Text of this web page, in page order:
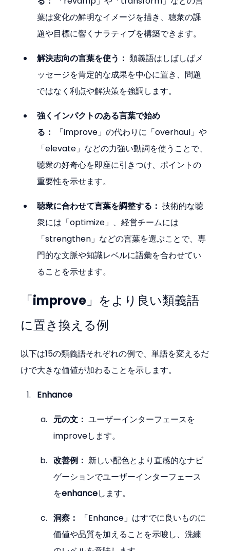
葉は変化の鮮明なイメージを描き、聴衆の課
題や目標に響くナラティブを構築できます。
解決志向の言葉を使う： 類義語はしばしばメ
ッセージを肯定的な成果を中心に置き、問題
ではなく利点や解決策を強調します。
強くインパクトのある言葉で始め
る：
「improve」の代わりに「overhaul」や
「elevate」などの力強い動詞を使うことで、
聴衆の好奇心を即座に引きつけ、ポイントの
重要性を示せます。
聴衆に合わせて言葉を調整する： 技術的な聴
衆には「optimize」、経営チームには
「strengthen」などの言葉を選ぶことで、専
門的な文脈や知識レベルに語彙を合わせてい
ることを示せます。
「improve」をより良い類義語
に置き換える例
以下は15の類義語それぞれの例で、単語を変えるだ
けで大きな価値が加わることを示します。
Enhance
元の文： ユーザーインターフェースを
improveします。
改善例： 新しい配色とより直感的なナビ
ゲーションでユーザーインターフェース
をenhanceします。
洞察：
「Enhance」はすでに良いものに
価値や品質を加えることを示唆し、洗練